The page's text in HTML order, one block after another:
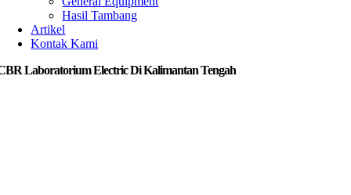
Hasil Tambang
Artikel
Kontak Kami
Laboratorium Electric Di Kalimantan Tengah